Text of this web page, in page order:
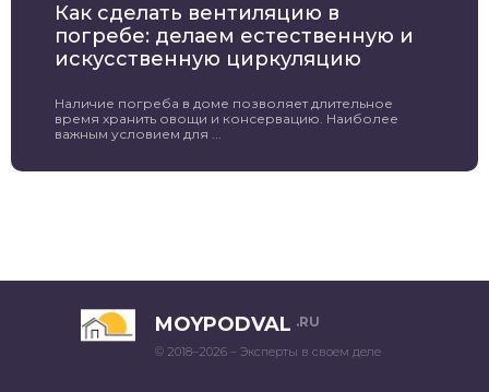
Как сделать вентиляцию в
погребе: делаем естественную и
искусственную циркуляцию
Наличие погреба в доме позволяет длительное
время хранить овощи и консервацию. Наиболее
важным условием для ...
MOYPODVAL .RU
© 2018–2026 – Эксперты в своем деле